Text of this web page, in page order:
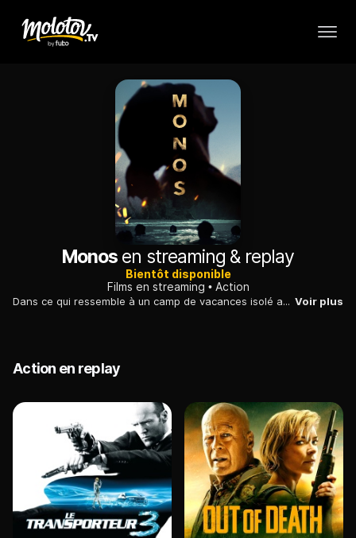
Monos en streaming & replay
Bientôt disponible
Films en streaming
Action
Dans ce qui ressemble à un camp de vacances isolé au sommet des montagnes colombiennes, des adolescents, tous armés, sont en réalité chargés de veiller à ce qu'une otage américaine, reste en vie. Voir plus
Action en replay